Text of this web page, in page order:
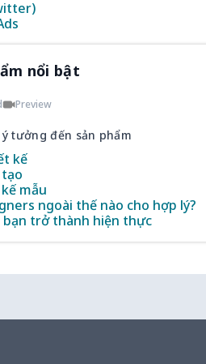
nổi bật
Preview
tưởng đến sản phẩm
kế
mẫu
ngoài thế nào cho hợp lý?
trở thành hiện thực